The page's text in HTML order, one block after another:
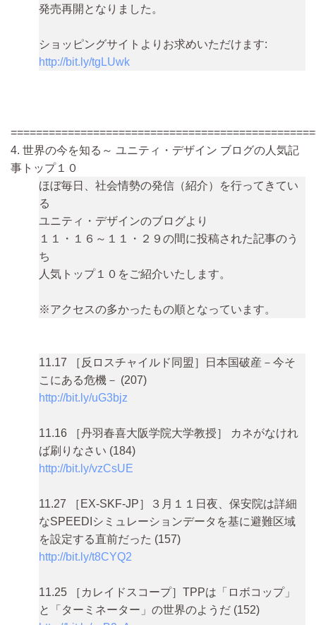
発売再開となりました。
ショッピングサイトよりお求めいただけます:
http://bit.ly/tgLUwk
4. 世界の今を知る～ ユニティ・デザイン ブログの人気記
事トップ１０
ほぼ毎日、社会情勢の発信（紹介）を行ってきてい
る
ユニティ・デザインのブログより
１１・１６～１１・２９の間に投稿された記事のう
ち
人気トップ１０をご紹介いたします。
※アクセスの多かったもの順となっています。
11.17 ［反ロスチャイルド同盟］日本国破産－今そ
こにある危機－ (207)
http://bit.ly/uG3bjz
11.16 ［丹羽春喜大阪学院大学教授］ カネがなけれ
ば刷りなさい (184)
http://bit.ly/vzCsUE
11.27 ［EX-SKF-JP］３月１１日夜、保安院は詳細
なSPEEDIシミュレーションデータを基に避難区域
を設定する直前だった (157)
http://bit.ly/t8CYQ2
11.25 ［カレイドスコープ］TPPは「ロボコップ」
と「ターミネーター」の世界のようだ (152)